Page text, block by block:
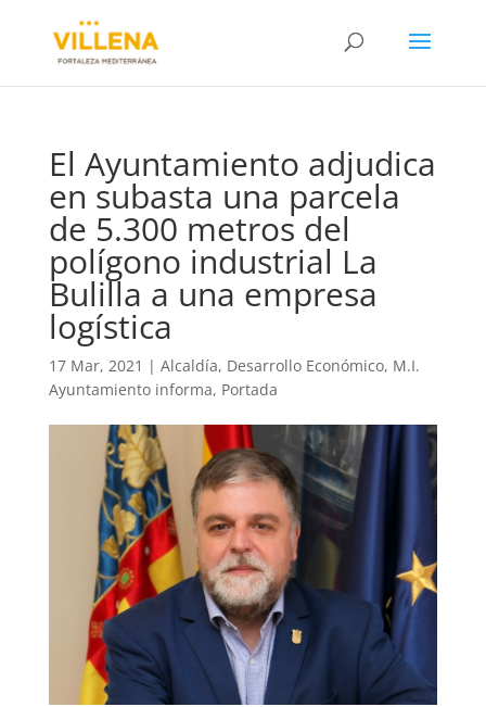
El Ayuntamiento adjudica
en subasta una parcela
de 5.300 metros del
polígono industrial La
Bulilla a una empresa
logística
17 Mar, 2021 | Alcaldía, Desarrollo Económico, M.I.
Ayuntamiento informa, Portada